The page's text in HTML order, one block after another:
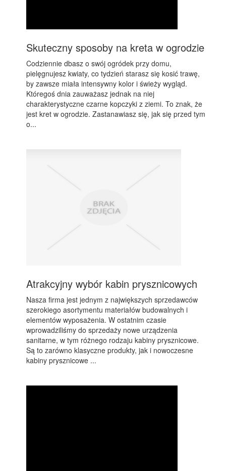
Skuteczny sposoby na kreta w ogrodzie
Codziennie dbasz o swój ogródek przy domu,
pielęgnujesz kwiaty, co tydzień starasz się kosić trawę,
by zawsze miała intensywny kolor i świeży wygląd.
Któregoś dnia zauważasz jednak na niej
charakterystyczne czarne kopczyki z ziemi. To znak, że
jest kret w ogrodzie. Zastanawiasz się, jak się przed tym
o...
Atrakcyjny wybór kabin prysznicowych
Nasza firma jest jednym z największych sprzedawców
szerokiego asortymentu materiałów budowalnych i
elementów wyposażenia. W ostatnim czasie
wprowadziliśmy do sprzedaży nowe urządzenia
sanitarne, w tym różnego rodzaju kabiny prysznicowe.
Są to zarówno klasyczne produkty, jak i nowoczesne
kabiny prysznicowe ...